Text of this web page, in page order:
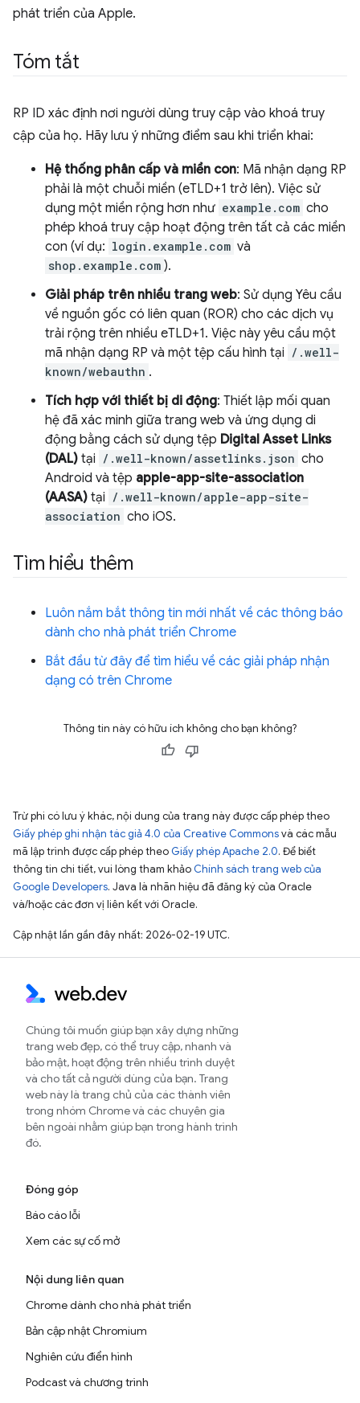
phát triển của Apple.
Tóm tắt
RP ID xác định nơi người dùng truy cập vào khoá truy
cập của họ. Hãy lưu ý những điểm sau khi triển khai:
Hệ thống phân cấp và miền con: Mã nhận dạng RP
phải là một chuỗi miền (eTLD+1 trở lên). Việc sử
dụng một miền rộng hơn như example.com cho
phép khoá truy cập hoạt động trên tất cả các miền
con (ví dụ: login.example.com và
shop.example.com ).
Giải pháp trên nhiều trang web: Sử dụng Yêu cầu
về nguồn gốc có liên quan (ROR) cho các dịch vụ
trải rộng trên nhiều eTLD+1. Việc này yêu cầu một
mã nhận dạng RP và một tệp cấu hình tại /.well-
known/webauthn .
Tích hợp với thiết bị di động: Thiết lập mối quan
hệ đã xác minh giữa trang web và ứng dụng di
động bằng cách sử dụng tệp Digital Asset Links
(DAL) tại /.well-known/assetlinks.json cho
Android và tệp apple-app-site-association
(AASA) tại /.well-known/apple-app-site-
association cho iOS.
Tìm hiểu thêm
Luôn nắm bắt thông tin mới nhất về các thông báo
dành cho nhà phát triển Chrome
Bắt đầu từ đây để tìm hiểu về các giải pháp nhận
dạng có trên Chrome
Thông tin này có hữu ích không cho bạn không?
Trừ phi có lưu ý khác, nội dung của trang này được cấp phép theo
Giấy phép ghi nhận tác giả 4.0 của Creative Commonsvà các mẫu
mã lập trình được cấp phép theo Giấy phép Apache 2.0. Để biết
thông tin chi tiết, vui lòng tham khảo Chính sách trang web của
Google Developers. Java là nhãn hiệu đã đăng ký của Oracle
và/hoặc các đơn vị liên kết với Oracle.
Cập nhật lần gần đây nhất: 2026-02-19 UTC.
Chúng tôi muốn giúp bạn xây dựng những
trang web đẹp, có thể truy cập, nhanh và
bảo mật, hoạt động trên nhiều trình duyệt
và cho tất cả người dùng của bạn. Trang
web này là trang chủ của các thành viên
trong nhóm Chrome và các chuyên gia
bên ngoài nhằm giúp bạn trong hành trình
đó.
Đóng góp
Báo cáo lỗi
Xem các sự cố mở
Nội dung liên quan
Chrome dành cho nhà phát triển
Bản cập nhật Chromium
Nghiên cứu điển hình
Podcast và chương trình